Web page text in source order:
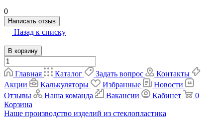
0
Написать отзыв
Назад к списку
В корзину
Главная Каталог Задать вопрос
Контакты
Акции
Калькуляторы Избранные
Новости
Отзывы
Наша команда Вакансии Кабинет
0
Корзина
Наше производство изделий из стеклопластика